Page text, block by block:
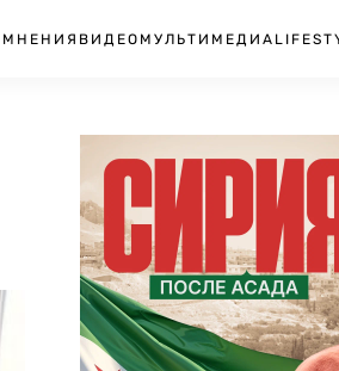
МНЕНИЯ ВИДЕО МУЛЬТИМЕДИА